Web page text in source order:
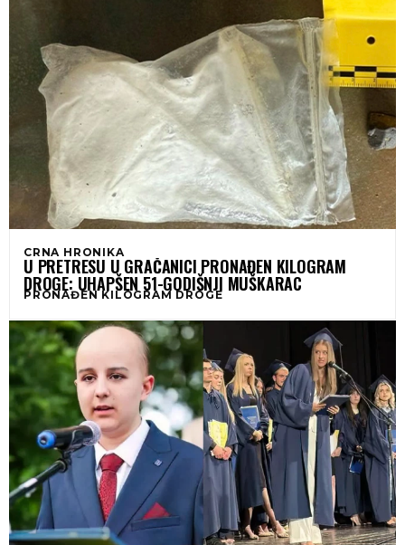
CRNA HRONIKA
U PRETRESU U GRAČANICI PRONAĐEN KILOGRAM
DROGE: UHAPŠEN 51-GODIŠNJI MUŠKARAC
PRONAĐEN KILOGRAM DROGE